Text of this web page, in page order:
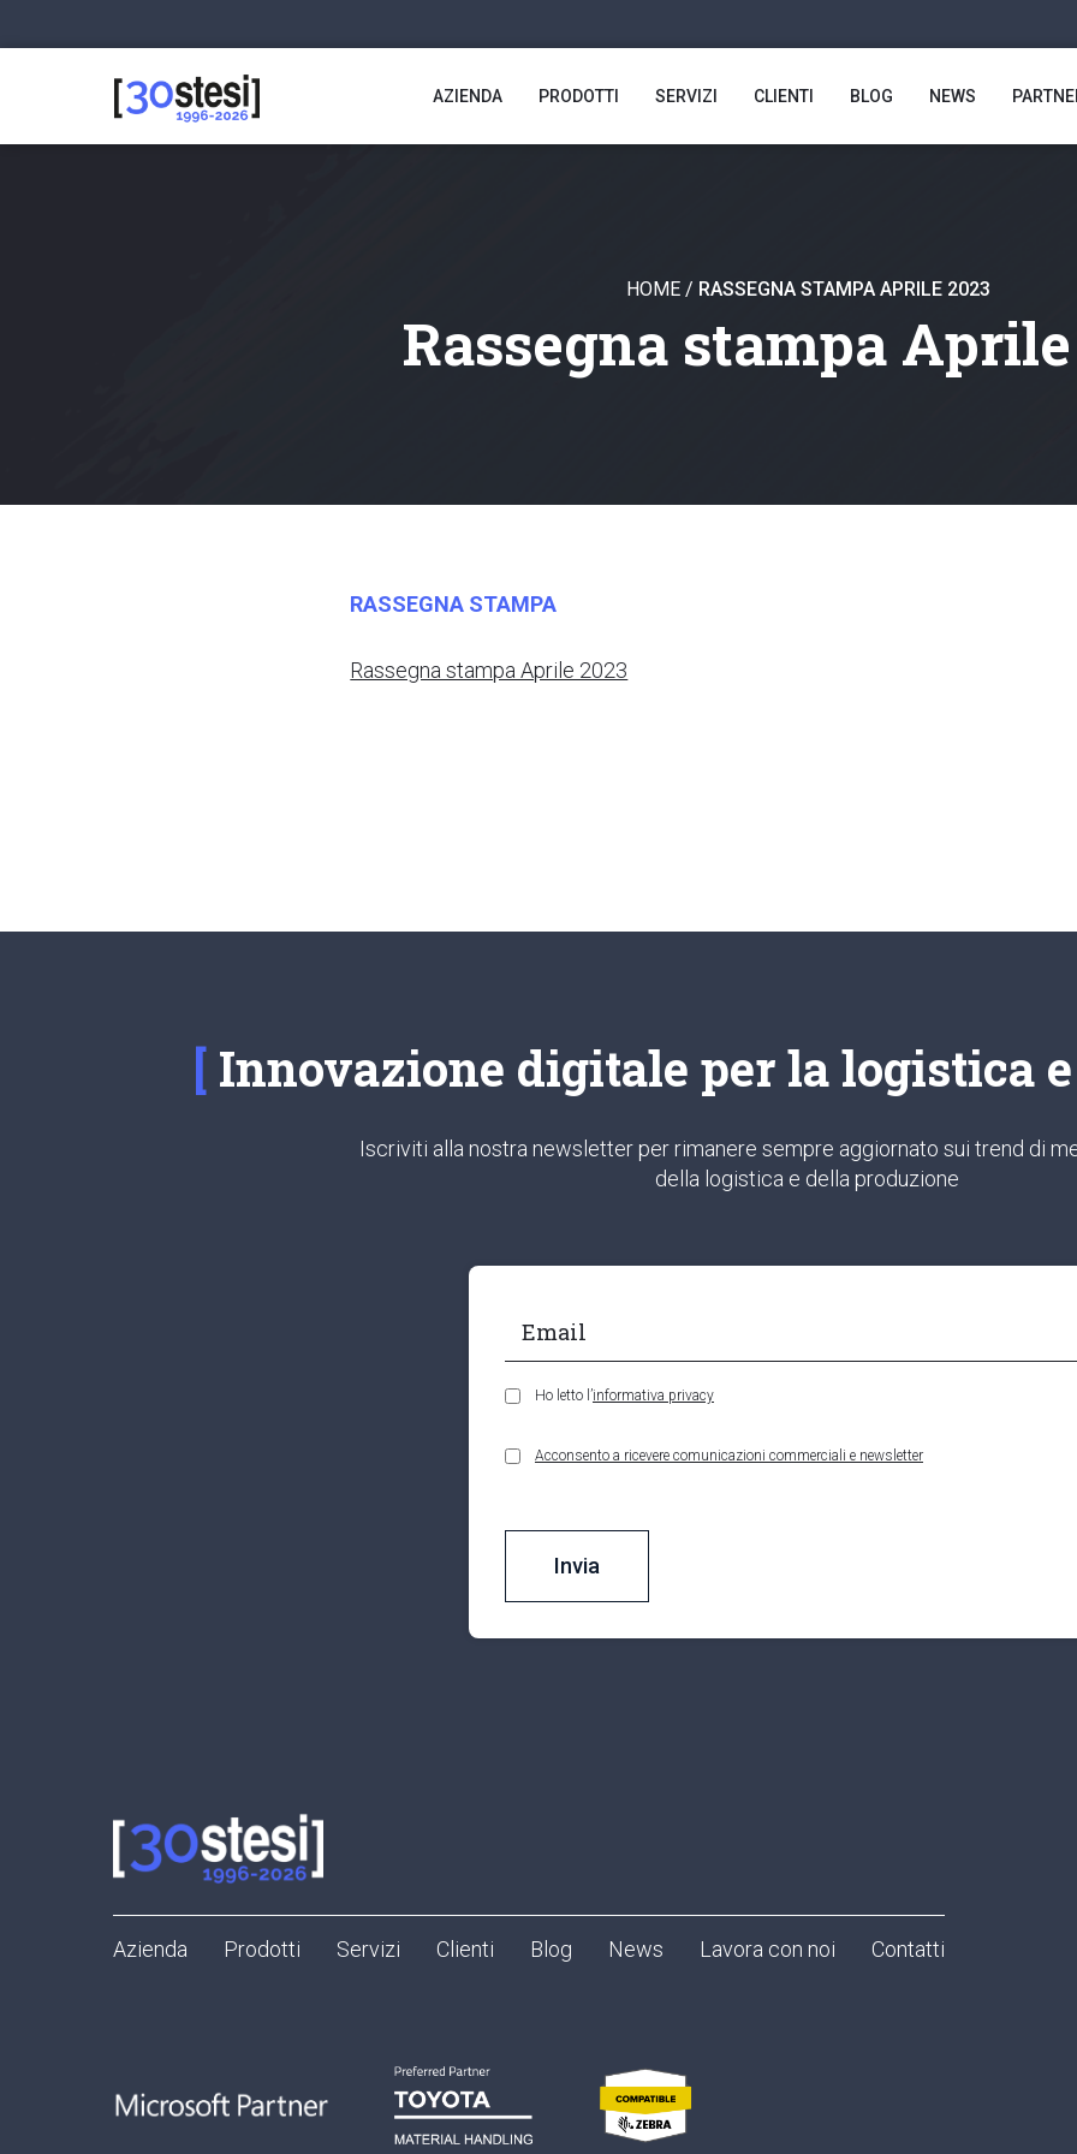
AZIENDA PRODOTTI SERVIZI CLIENTI BLOG NEWS
HOME/ RASSEGNA STAMPA APRILE 2023
Rassegna stampa
RASSEGNA STAMPA
Rassegna stampa Aprile 2023
Innovazione digitale per la logistica
Iscriviti alla nostra newsletter per rimanere sempre aggiornato sui trend di
della logistica e della produzione
Ho letto l’informativa privacy
Acconsento a ricevere comunicazioni commerciali e newsletter
Azienda Prodotti Servizi Clienti Blog News Lavora con noi Contatti